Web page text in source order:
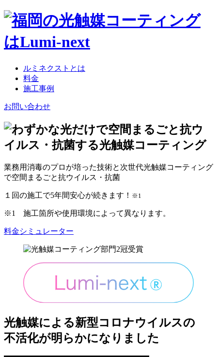
コ
テ
ン
ルミネクストとは
料金
施工事例
お問い合わせ
業務用消毒のプロが培った技術と次世代光触媒コーティング
で空間まるごと抗ウイルス・抗菌
１回の施工で5年間安心が続きます！ ※1
※1 施工箇所や使用環境によって異なります。
料金シミュレーター
光触媒による新型コロナウイルスの
不活化が明らかになりました